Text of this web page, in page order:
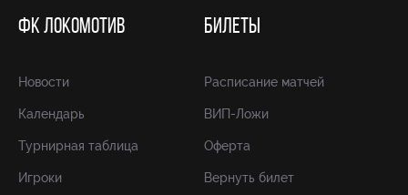
ФК ЛОКОМОТИВ
Новости
Календарь
Турнирная таблица
Игроки
БИЛЕТЫ
Расписание матчей
ВИП-Ложи
Оферта
Вернуть билет